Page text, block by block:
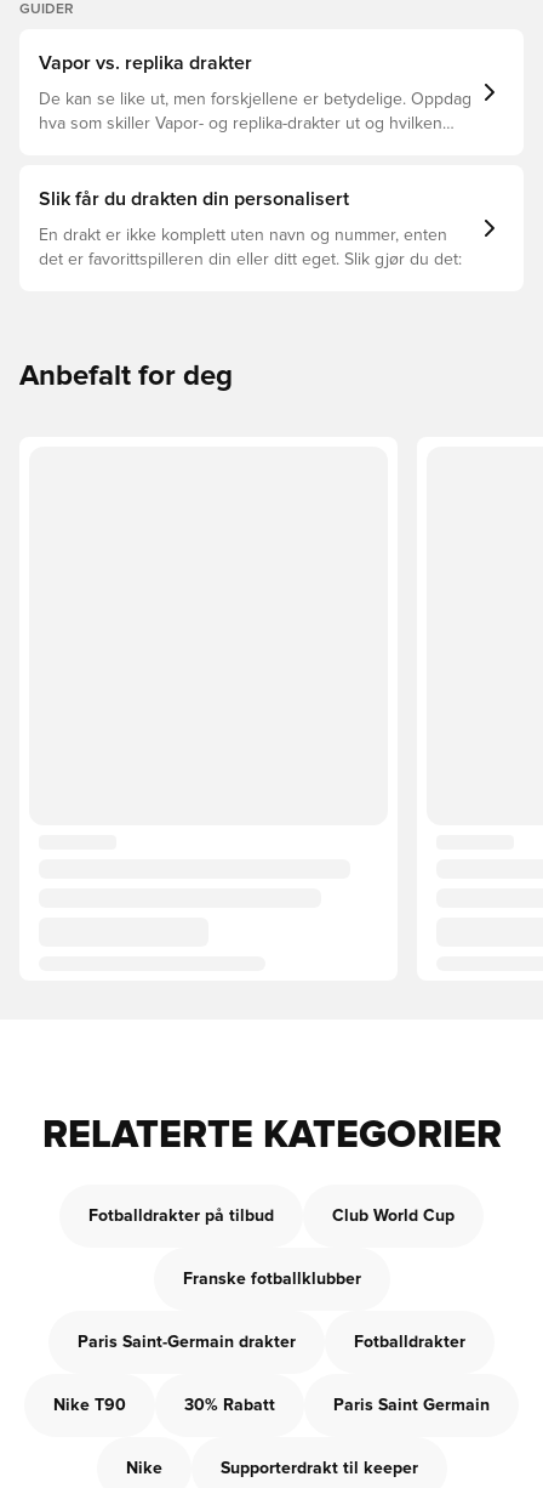
GUIDER
Vapor vs. replika drakter
De kan se like ut, men forskjellene er betydelige. Oppdag
hva som skiller Vapor- og replika-drakter ut og hvilken
Slik får du drakten din personalisert
En drakt er ikke komplett uten navn og nummer, enten
det er favorittspilleren din eller ditt eget. Slik gjør du det:
Anbefalt for deg
RELATERTE KATEGORIER
Fotballdrakter på tilbud Club World Cup
Franske fotballklubber
Paris Saint-Germain drakter Fotballdrakter
Nike T90 30% Rabatt Paris Saint Germain
Nike Supporterdrakt til keeper